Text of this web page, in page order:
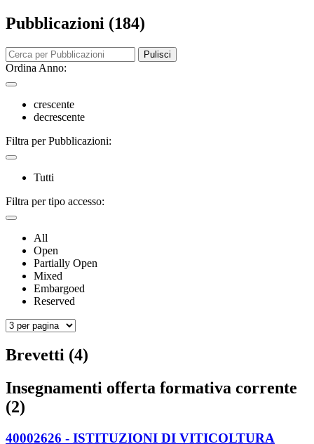
Pubblicazioni (184)
Pulisci
Ordina Anno:
crescente
decrescente
Filtra per Pubblicazioni:
Tutti
Filtra per tipo accesso:
All
Open
Partially Open
Mixed
Embargoed
Reserved
Brevetti (4)
Insegnamenti offerta formativa corrente
(2)
40002626 - ISTITUZIONI DI VITICOLTURA